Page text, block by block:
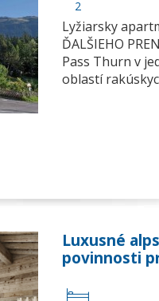
2
Lyžiarsky
ĎALŠIEHO
Pass Thurn v
oblastí
Luxusné
povinnosti